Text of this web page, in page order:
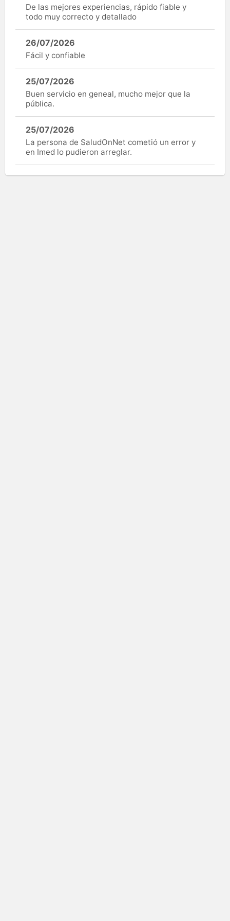
De las mejores experiencias, rápido fiable y
todo muy correcto y detallado
26/07/2026
Fácil y confiable
25/07/2026
Buen servicio en geneal, mucho mejor que la
pública.
25/07/2026
La persona de SaludOnNet cometió un error y
en Imed lo pudieron arreglar.